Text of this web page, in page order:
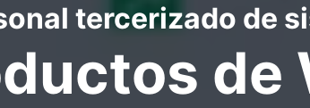
tercerizado de
de